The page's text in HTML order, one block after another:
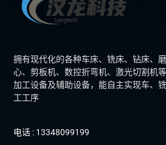
拥有现代化的各种车床、铣床、钻床、
心、剪板机、数控折弯机、激光切割机
加工设备及辅助设备，能自主实现车、
工工序
电话 : 13348099199